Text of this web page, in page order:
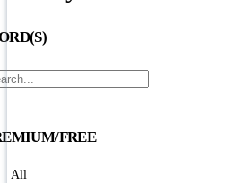
FREE
All